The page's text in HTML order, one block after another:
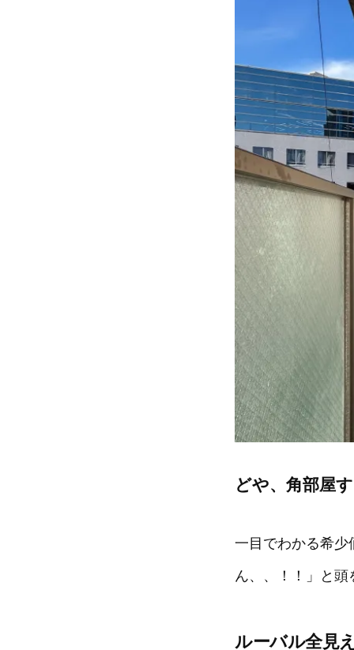
どや、角部屋
一目でわかる希少
ん、、！！」と
ルーバル全見